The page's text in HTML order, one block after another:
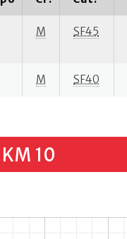
M SF45
M SF40
10